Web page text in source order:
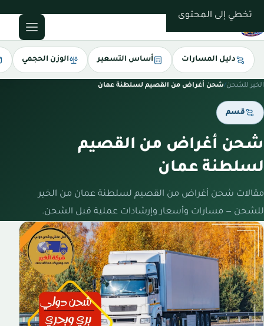
تخطي إلى المحتوى
دليل المسارات أساس التسعير الوزن الحجمي
الخير للشحن/شحن أغراض من القصيم لسلطنة عمان
قسم
شحن أغراض من القصيم
لسلطنة عمان
مقالات شحن أغراض من القصيم لسلطنة عمان من الخير
للشحن — مسارات وأسعار وإرشادات عملية قبل الشحن.